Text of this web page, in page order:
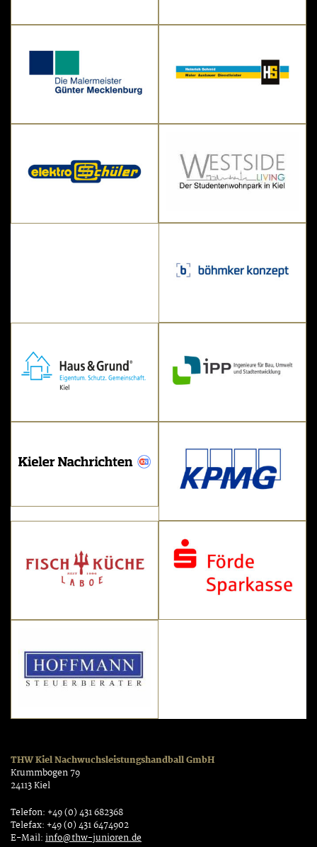
THW Kiel Nachwuchsleistungshandball GmbH
Krummbogen 79
24113 Kiel
Telefon: +49 (0) 431 682368
Telefax: +49 (0) 431 6474902
E-Mail:info@thw-junioren.de